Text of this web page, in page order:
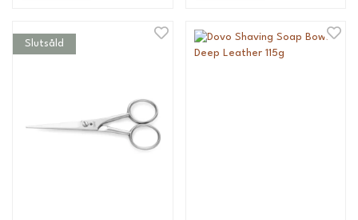
Slutsåld